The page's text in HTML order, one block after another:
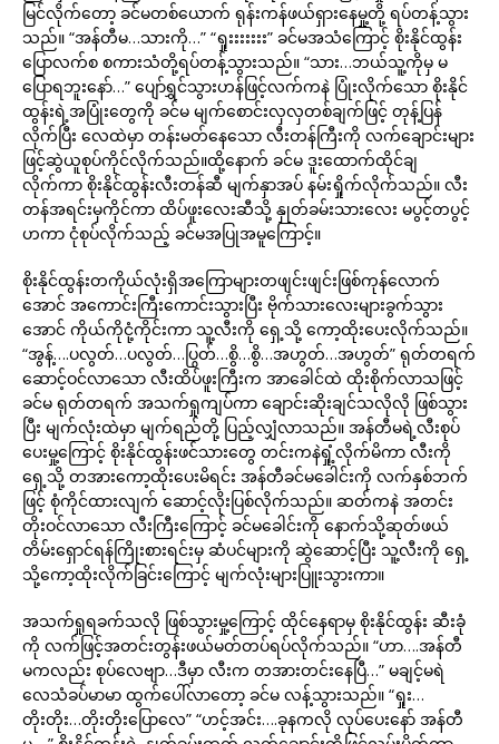
မြင်လိုက်တော့ ခင်မတစ်ယောက် ရုန်းကန်ဖယ်ရှားနေမှု့တို့ ရပ်တန့်သွား
သည်။ “အန်တီမ…သားကို…” “ရှုးးးးးးး” ခင်မအသံကြောင့် စိုးနိုင်ထွန်း
ပြောလက်စ စကားသံတို့ရပ်တန့်သွားသည်။ “သား…ဘယ်သူ့ကိုမှ မ
ပြောရဘူးနော်…” ပျော်ရွှင်သွားဟန်ဖြင့်လက်ကနဲ ပြုံးလိုက်သော စိုးနိုင်
ထွန်းရဲ့အပြုံးတွေကို ခင်မ မျက်စောင်းလှလှတစ်ချက်ဖြင့် တုန့်ပြန်
လိုက်ပြီး လေထဲမှာ တန်းမတ်နေသော လီးတန်ကြီးကို လက်ချောင်းများ
ဖြင့်ဆွဲယူစုပ်ကိုင်လိုက်သည်။ထို့နောက် ခင်မ ဒူးထောက်ထိုင်ချ
လိုက်ကာ စိုးနိုင်ထွန်းလီးတန်ဆီ မျက်နှာအပ် နမ်းရှိုက်လိုက်သည်။ လီး
တန်အရင်းမှကိုင်ကာ ထိပ်ဖူးလေးဆီသို့ နှုတ်ခမ်းသားလေး မပွင့်တပွင့်
ဟကာ ငုံစုပ်လိုက်သည့် ခင်မအပြုအမူကြောင့်။
စိုးနိုင်ထွန်းတကိုယ်လုံးရှိအကြောများတဖျင်းဖျင်းဖြစ်ကုန်လောက်
အောင် အကောင်းကြီးကောင်းသွားပြီး ဗိုက်သားလေးများခွက်သွား
အောင် ကိုယ်ကိုငုံ့ကိုင်းကာ သူ့လီးကို ရှေ့သို့ ကော့ထိုးပေးလိုက်သည်။
“အွန့်….ပလွတ်…ပလွတ်…ပြွတ်…စွိ…စွိ…အဟွတ်…အဟွတ်” ရုတ်တရက်
ဆောင့်ဝင်လာသော လီးထိပ်ဖူးကြီးက အာခေါင်ထဲ ထိုးစိုက်လာသဖြင့်
ခင်မ ရုတ်တရက် အသက်ရှုကျပ်ကာ ချောင်းဆိုးချင်သလိုလို ဖြစ်သွား
ပြီး မျက်လုံးထဲမှာ မျက်ရည်တို့ ပြည့်လျှံလာသည်။ အန်တီမရဲ့လီးစုပ်
ပေးမှု့ကြောင့် စိုးနိုင်ထွန်းဖင်သားတွေ တင်းကနဲရှုံ့လိုက်မိကာ လီးကို
ရှေ့သို့ တအားကော့ထိုးပေးမိရင်း အန်တီခင်မခေါင်းကို လက်နှစ်ဘက်
ဖြင့် စုံကိုင်ထားလျက် ဆောင့်လိုးပြစ်လိုက်သည်။ ဆတ်ကနဲ အတင်း
တိုးဝင်လာသော လီးကြီးကြောင့် ခင်မခေါင်းကို နောက်သို့ဆုတ်ဖယ်
တိမ်းရှောင်ရန်ကြိုးစားရင်းမှ ဆံပင်များကို ဆွဲဆောင့်ပြီး သူ့လီးကို ရှေ့
သို့ကော့ထိုးလိုက်ခြင်းကြောင့် မျက်လုံးများပြူးသွားကာ။
အသက်ရှုရခက်သလို ဖြစ်သွားမှု့ကြောင့် ထိုင်နေရာမှ စိုးနိုင်ထွန်း ဆီးခုံ
ကို လက်ဖြင့်အတင်းတွန်းဖယ်မတ်တပ်ရပ်လိုက်သည်။ “ဟာ….အန်တီ
မကလည်း စုပ်လေဗျာ…ဒီမှာ လီးက တအားတင်းနေပြီ…” မချင့်မရဲ
လေသံခပ်မာမာ ထွက်ပေါ်လာတော့ ခင်မ လန့်သွားသည်။ “ရှုး…
တိုးတိုး…တိုးတိုးပြောလေ” “ဟင့်အင်း….ခုနကလို လုပ်ပေးနော် အန်တီ